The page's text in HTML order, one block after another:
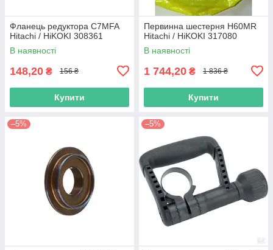
Фланець редуктора C7MFA
Hitachi / HiKOKI 308361
В наявності
148,20 ₴ 156 ₴
Купити
Первинна шестерня H60MR
Hitachi / HiKOKI 317080
В наявності
1 744,20 ₴ 1 836 ₴
Купити
–5% –5%